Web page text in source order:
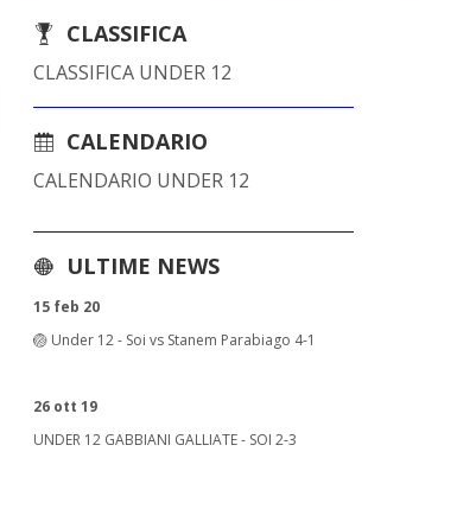
CLASSIFICA
CLASSIFICA UNDER 12
CALENDARIO
CALENDARIO UNDER 12
ULTIME NEWS
15 feb 20
🏐 Under 12 - Soi vs Stanem Parabiago 4-1
26 ott 19
UNDER 12 GABBIANI GALLIATE - SOI 2-3